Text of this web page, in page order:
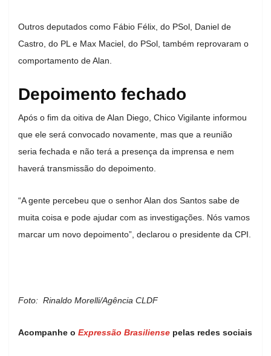
Outros deputados como Fábio Félix, do PSol, Daniel de
Castro, do PL e Max Maciel, do PSol, também reprovaram o
comportamento de Alan.
Depoimento fechado
Após o fim da oitiva de Alan Diego, Chico Vigilante informou
que ele será convocado novamente, mas que a reunião
seria fechada e não terá a presença da imprensa e nem
haverá transmissão do depoimento.
“A gente percebeu que o senhor Alan dos Santos sabe de
muita coisa e pode ajudar com as investigações. Nós vamos
marcar um novo depoimento”, declarou o presidente da CPI.
Foto: Rinaldo Morelli/Agência CLDF
Acompanhe o Expressão Brasiliense pelas redes sociais